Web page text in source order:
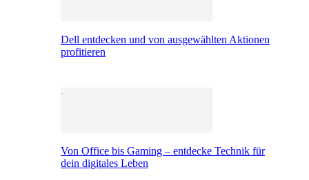
Dell entdecken und von ausgewählten Aktionen
profitieren
Von Office bis Gaming – entdecke Technik für
dein digitales Leben